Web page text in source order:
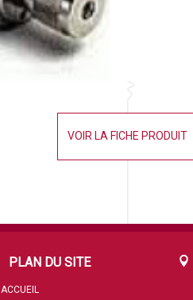
VOIR LA FICHE PRODUIT
PLAN DU SITE
ACCUEIL